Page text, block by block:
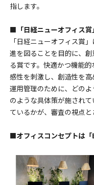
指します。
■「日経ニューオフィス賞
「日経ニューオフィス賞
進を図ることを目的に、
る賞です。快適かつ機能的
感性を刺激し、創造性を
運用管理のために、どの
のような具体策が施され
ているかが、審査の視点と
■オフィスコンセプトは「